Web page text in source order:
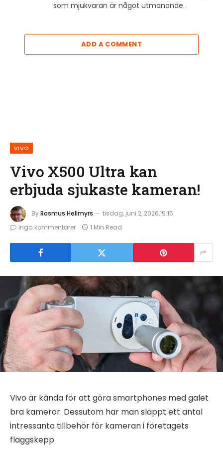
som mjukvaran är något utmanande.
ADD A COMMENT
VIVO
Vivo X500 Ultra kan
erbjuda sjukaste kameran!
ByRasmus Hellmyrs
tisdag, juni 2, 2026,19:15
Inga kommentarer
1 Min Read
Vivo är kända för att göra smartphones med galet
bra kameror. Dessutom har man släppt ett antal
intressanta tillbehör för kameran i företagets
flaggskepp.